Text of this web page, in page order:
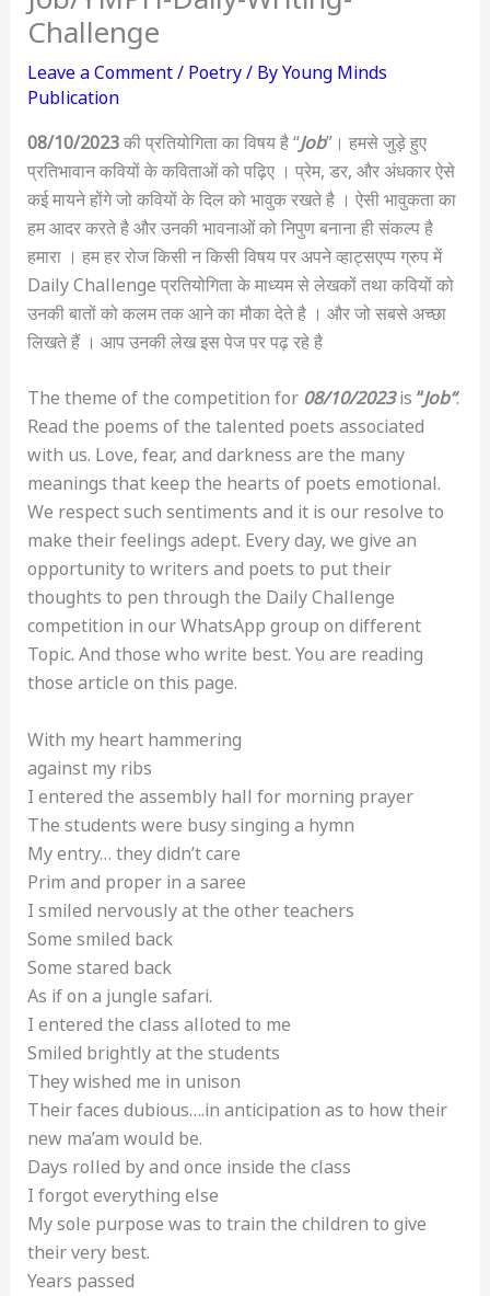
Challenge
Leave a Comment/ Poetry/ ByYoung Minds
Publication
08/10/2023की प्रतियोगिता का विषय है “Job”। हमसे जुड़े हुए
प्रतिभावान कवियों के कविताओं को पढ़िए । प्रेम, डर, और अंधकार ऐसे
कई मायने होंगे जो कवियों के दिल को भावुक रखते है । ऐसी भावुकता का
हम आदर करते है और उनकी भावनाओं को निपुण बनाना ही संकल्प है
हमारा । हम हर रोज किसी न किसी विषय पर अपने व्हाट्सएप्प ग्रुप में
Daily Challenge प्रतियोगिता के माध्यम से लेखकों तथा कवियों को
उनकी बातों को कलम तक आने का मौका देते है । और जो सबसे अच्छा
लिखते हैं । आप उनकी लेख इस पेज पर पढ़ रहे है
The theme of the competition for 08/10/2023is “Job“.
Read the poems of the talented poets associated
with us. Love, fear, and darkness are the many
meanings that keep the hearts of poets emotional.
We respect such sentiments and it is our resolve to
make their feelings adept. Every day, we give an
opportunity to writers and poets to put their
thoughts to pen through the Daily Challenge
competition in our WhatsApp group on different
Topic. And those who write best. You are reading
those article on this page.
With my heart hammering
against my ribs
I entered the assembly hall for morning prayer
The students were busy singing a hymn
My entry… they didn’t care
Prim and proper in a saree
I smiled nervously at the other teachers
Some smiled back
Some stared back
As if on a jungle safari.
I entered the class alloted to me
Smiled brightly at the students
They wished me in unison
Their faces dubious….in anticipation as to how their
new ma’am would be.
Days rolled by and once inside the class
I forgot everything else
My sole purpose was to train the children to give
their very best.
Years passed